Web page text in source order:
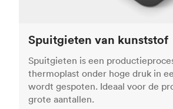
Spuitgieten van kunststof
Spuitgieten is een
thermoplast onder hoge druk in
wordt gespoten. Ideaal voor de
grote aantallen.